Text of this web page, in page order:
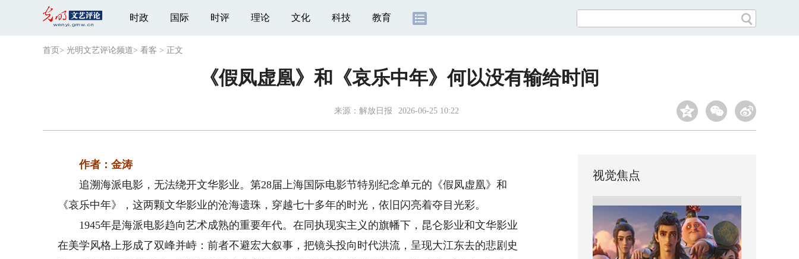
时政 国际 时评 理论 文化 科技 教育
首页 > 光明文艺评论频道> 看客 > 正文
《假凤虚凰》和《哀乐中年》何以没有输给时间
来源： 解放日报 2026-06-25 10:22
作者：金涛
追溯海派电影，无法绕开文华影业。第28届上海国际电影节特别纪念单元的《假凤虚凰》和
《哀乐中年》，这两颗文华影业的沧海遗珠，穿越七十多年的时光，依旧闪亮着夺目光彩。
1945年是海派电影趋向艺术成熟的重要年代。在同执现实主义的旗幡下，昆仑影业和文华影业
在美学风格上形成了双峰并峙：前者不避宏大叙事，把镜头投向时代洪流，呈现大江东去的悲剧史
视觉焦点